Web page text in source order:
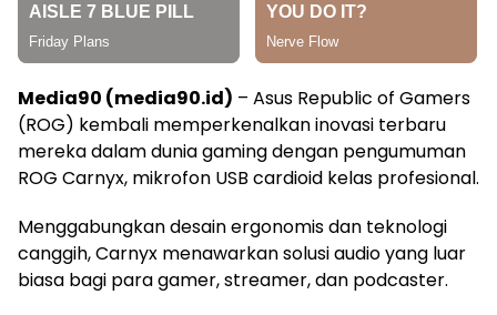
Media90 (media90.id) – Asus Republic of Gamers
(ROG) kembali memperkenalkan inovasi terbaru
mereka dalam dunia gaming dengan pengumuman
ROG Carnyx, mikrofon USB cardioid kelas profesional.
Menggabungkan desain ergonomis dan teknologi
canggih, Carnyx menawarkan solusi audio yang luar
biasa bagi para gamer, streamer, dan podcaster.